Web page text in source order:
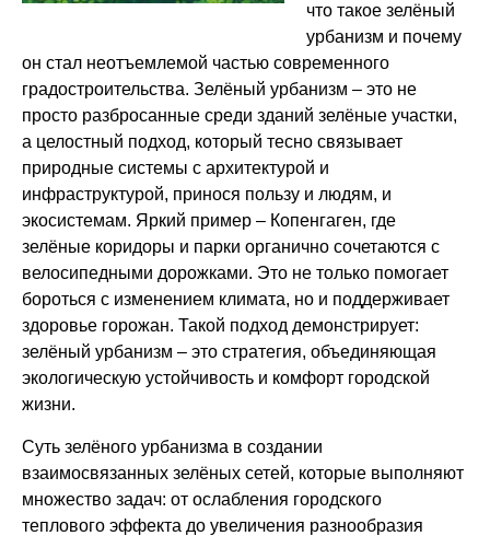
что такое зелёный
урбанизм и почему
он стал неотъемлемой частью современного
градостроительства. Зелёный урбанизм – это не
просто разбросанные среди зданий зелёные участки,
а целостный подход, который тесно связывает
природные системы с архитектурой и
инфраструктурой, принося пользу и людям, и
экосистемам. Яркий пример – Копенгаген, где
зелёные коридоры и парки органично сочетаются с
велосипедными дорожками. Это не только помогает
бороться с изменением климата, но и поддерживает
здоровье горожан. Такой подход демонстрирует:
зелёный урбанизм – это стратегия, объединяющая
экологическую устойчивость и комфорт городской
жизни.
Суть зелёного урбанизма в создании
взаимосвязанных зелёных сетей, которые выполняют
множество задач: от ослабления городского
теплового эффекта до увеличения разнообразия